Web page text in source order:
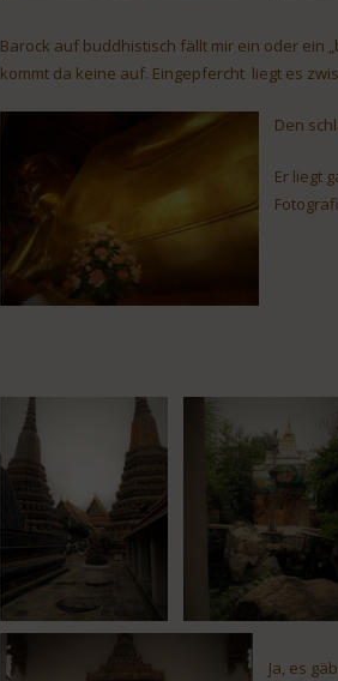
Barock auf buddhistisch fällt mir ein oder ein
kommt da keine auf. Eingepfercht liegt es
Den
Er liegt
Ja, es